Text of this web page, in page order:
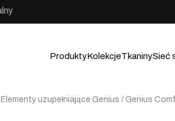
ProduktyKolekcjeTkaninySieć
uzupełniające Genius / Genius